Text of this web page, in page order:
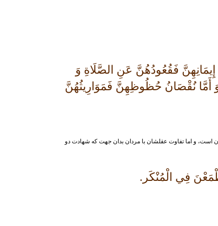
فَقُعُودُهُنَّ عَنِ الصَّلَاةِ وَ
وَ أَمَّا نُقْصَانُ حُظُوظِهِنَّ فَمَوَارِيثُهُنَّ
است، و اما تفاوت عقلشان با مردان بدان جهت كه شهادت دو
فِي الْمُنْكَر.